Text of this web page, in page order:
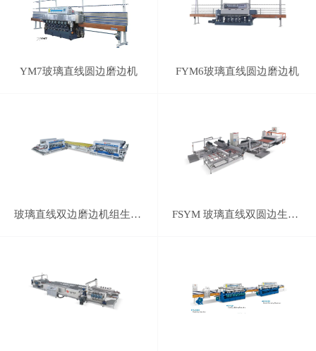
YM7玻璃直线圆边磨边机 FYM6玻璃直线圆边磨边机
玻璃直线双边磨边机组生产线 FSYM 玻璃直线双圆边生产线